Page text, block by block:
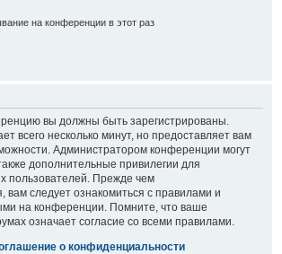
на конференции в этот раз
вы должны быть зарегистрированы.
всего несколько минут, но предоставляет вам
Администратором конференции могут
дополнительные привилегии для
пользователей. Прежде чем
вам следует ознакомиться с правилами и
на конференции. Помните, что ваше
означает согласие со всеми правилами.
о конфиденциальности